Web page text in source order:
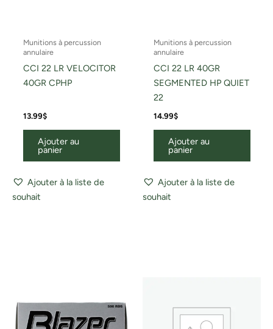
Munitions à percussion
annulaire
CCI 22 LR VELOCITOR
40GR CPHP
13.99$
Ajouter au
panier
Ajouter à la liste de
souhait
Munitions à percussion
annulaire
CCI 22 LR 40GR
SEGMENTED HP QUIET
22
14.99$
Ajouter au
panier
Ajouter à la liste de
souhait